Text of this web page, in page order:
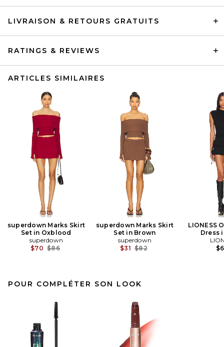
LIVRAISON & RETOURS GRATUITS
RATINGS & REVIEWS
ARTICLES SIMILAIRES
superdown Marks Skirt
Set in Oxblood
superdown
$70 Previous price:
$86
superdown Marks Skirt
Set in Brown
superdown
$31 Previous price:
$82
LIONESS
Dress
POUR COMPLÉTER SON LOOK